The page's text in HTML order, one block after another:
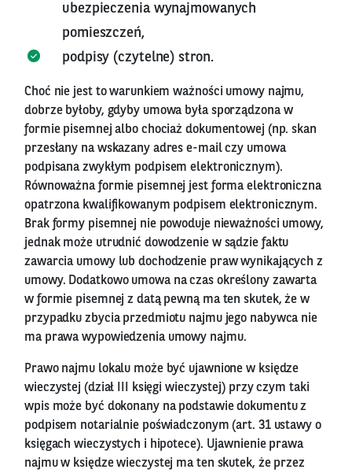
ubezpieczenia wynajmowanych
pomieszczeń,
podpisy (czytelne) stron.
Choć nie jest to warunkiem ważności umowy najmu,
dobrze byłoby, gdyby umowa była sporządzona w
formie pisemnej albo chociaż dokumentowej (np. skan
przesłany na wskazany adres e-mail czy umowa
podpisana zwykłym podpisem elektronicznym).
Równoważna formie pisemnej jest forma elektroniczna
opatrzona kwalifikowanym podpisem elektronicznym.
Brak formy pisemnej nie powoduje nieważności umowy,
jednak może utrudnić dowodzenie w sądzie faktu
zawarcia umowy lub dochodzenie praw wynikających z
umowy. Dodatkowo umowa na czas określony zawarta
w formie pisemnej z datą pewną ma ten skutek, że w
przypadku zbycia przedmiotu najmu jego nabywca nie
ma prawa wypowiedzenia umowy najmu.
Prawo najmu lokalu może być ujawnione w księdze
wieczystej (dział III księgi wieczystej) przy czym taki
wpis może być dokonany na podstawie dokumentu z
podpisem notarialnie poświadczonym (art. 31 ustawy o
księgach wieczystych i hipotece). Ujawnienie prawa
najmu w księdze wieczystej ma ten skutek, że przez